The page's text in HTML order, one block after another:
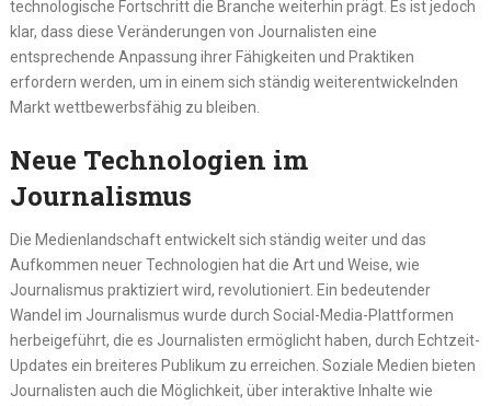
technologische Fortschritt die Branche weiterhin prägt. Es ist jedoch
klar, dass diese Veränderungen von Journalisten eine
entsprechende Anpassung ihrer Fähigkeiten und Praktiken
erfordern werden, um in einem sich ständig weiterentwickelnden
Markt wettbewerbsfähig zu bleiben.
Neue Technologien im
Journalismus
Die Medienlandschaft entwickelt sich ständig weiter und das
Aufkommen neuer Technologien hat die Art und Weise, wie
Journalismus praktiziert wird, revolutioniert. Ein bedeutender
Wandel im Journalismus wurde durch Social-Media-Plattformen
herbeigeführt, die es Journalisten ermöglicht haben, durch Echtzeit-
Updates ein breiteres Publikum zu erreichen. Soziale Medien bieten
Journalisten auch die Möglichkeit, über interaktive Inhalte wie